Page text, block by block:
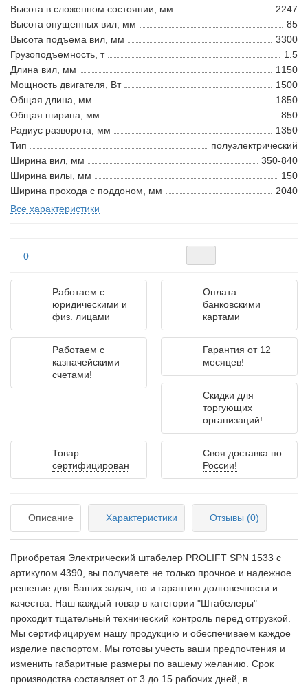
Высота в сложенном состоянии, мм
2247
Высота опущенных вил, мм
85
Высота подъема вил, мм
3300
Грузоподъемность, т
1.5
Длина вил, мм
1150
Мощность двигателя, Вт
1500
Общая длина, мм
1850
Общая ширина, мм
850
Радиус разворота, мм
1350
Тип
полуэлектрический
Ширина вил, мм
350-840
Ширина вилы, мм
150
Ширина прохода с поддоном, мм
2040
Все характеристики
0
Работаем с
юридическими и
физ. лицами
Оплата
банковскими
картами
Работаем с
казначейскими
счетами!
Гарантия от 12
месяцев!
Скидки для
торгующих
организаций!
Товар
сертифицирован
Своя доставка по
России!
Описание Характеристики Отзывы (0)
Приобретая Электрический штабелер PROLIFT SPN 1533 c
артикулом 4390, вы получаете не только прочное и надежное
решение для Ваших задач, но и гарантию долговечности и
качества. Наш каждый товар в категории "Штабелеры"
проходит тщательный технический контроль перед отгрузкой.
Мы сертифицируем нашу продукцию и обеспечиваем каждое
изделие паспортом. Мы готовы учесть ваши предпочтения и
изменить габаритные размеры по вашему желанию. Срок
производства составляет от 3 до 15 рабочих дней, в